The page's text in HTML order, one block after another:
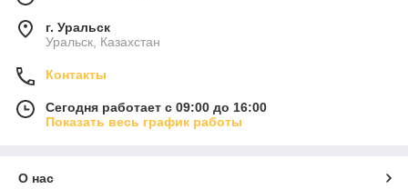
г. Уральск
Уральск, Казахстан
Контакты
Сегодня работает с 09:00 до 16:00
Показать весь график работы
О нас